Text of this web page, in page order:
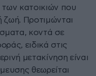
των κατοικιών που
ζωή. Προτιμώνται
κοντά σε
ειδικά στις
μετακίνηση είναι
θεωρείται